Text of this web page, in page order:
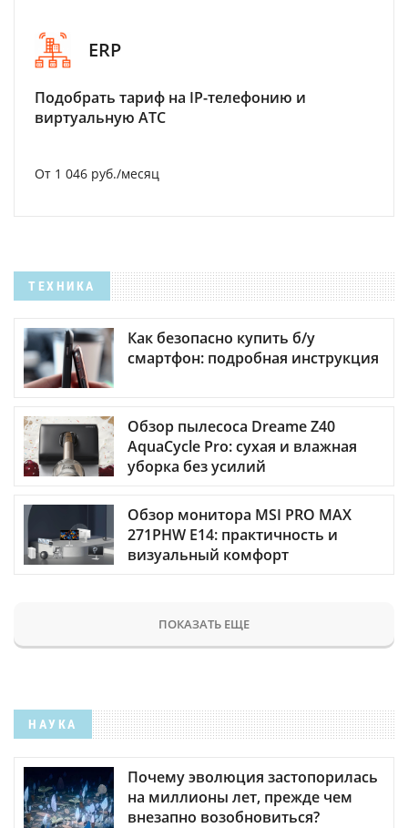
ERP
Подобрать тариф на IP-телефонию и
виртуальную АТС
От 1 046 руб./месяц
ТЕХНИКА
Как безопасно купить б/у
смартфон: подробная инструкция
Обзор пылесоса Dreame Z40
AquaCycle Pro: сухая и влажная
уборка без усилий
Обзор монитора MSI PRO MAX
271PHW E14: практичность и
визуальный комфорт
ПОКАЗАТЬ ЕЩЕ
НАУКА
Почему эволюция застопорилась
на миллионы лет, прежде чем
внезапно возобновиться?